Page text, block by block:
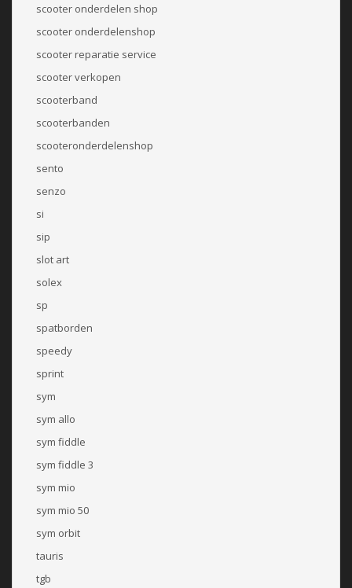
scooter onderdelen shop
scooter onderdelenshop
scooter reparatie service
scooter verkopen
scooterband
scooterbanden
scooteronderdelenshop
sento
senzo
si
sip
slot art
solex
sp
spatborden
speedy
sprint
sym
sym allo
sym fiddle
sym fiddle 3
sym mio
sym mio 50
sym orbit
tauris
tgb